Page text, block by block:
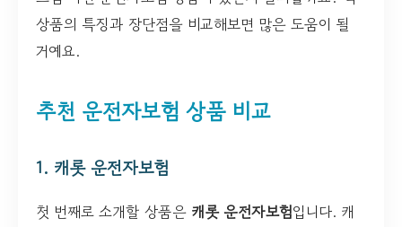
상품의 특징과 장단점을 비교해보면 많은 도움이 될
거예요.
추천 운전자보험 상품 비교
1. 캐롯 운전자보험
첫 번째로 소개할 상품은 캐롯 운전자보험입니다. 캐